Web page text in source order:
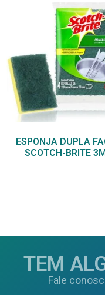
ESPONJA DUPLA
SCOTCH-BRITE
TEM
Fale